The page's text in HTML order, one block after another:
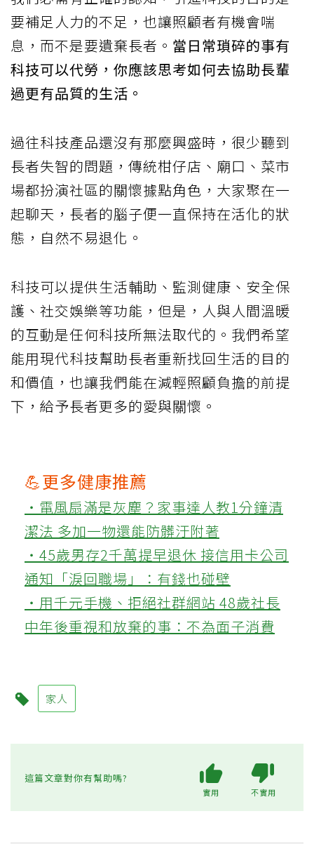
要補足人力的不足，也讓照顧者有機會喘
息，而不是要遺棄長者。 當日常瑣碎的事有
科技可以代勞，你應該思考如何去協助長輩
過更有品質的生活。
過往科技產品還沒有那麼興盛時，很少聽到
長者失智的問題，傳統柑仔店、廟口、菜市
場都扮演社區的關懷據點角色，大家聚在一
起聊天，長者的腦子便一直保持在活化的狀
態，自然不易退化。
科技可以提供生活輔助、監測健康、安全保
護、社交娛樂等功能，但是，人與人間溫暖
的互動是任何科技所無法取代的。我們希望
能用現代科技幫助長者重新找回生活的目的
和價值，也讓我們能在減輕照顧負擔的前提
下，給予長者更多的愛與關懷。
💪更多健康推薦
‧電風扇滿是灰塵？家事達人教1分鐘清
潔法 多加一物還能防髒汙附著
‧45歲男存2千萬提早退休 接信用卡公司
通知「淚回職場」：有錢也碰壁
‧用千元手機、拒絕社群網站 48歲社長
中年後重視和放棄的事：不為面子消費
家人
這篇文章對你有幫助嗎?
實用 不實用